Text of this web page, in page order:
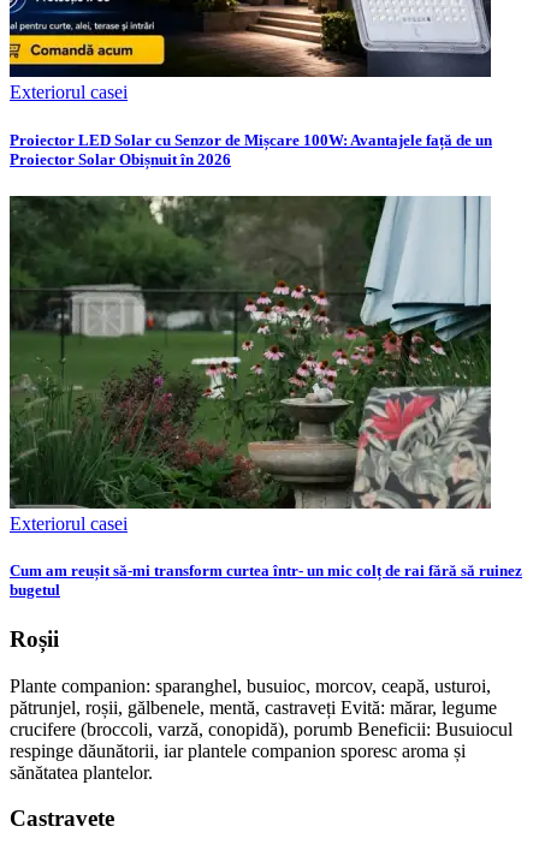
Exteriorul casei
Proiector LED Solar cu Senzor de Mișcare 100W: Avantajele față de un
Proiector Solar Obișnuit în 2026
Exteriorul casei
Cum am reușit să-mi transform curtea într- un mic colț de rai fără să ruinez
bugetul
Roșii
Plante companion: sparanghel, busuioc, morcov, ceapă, usturoi,
pătrunjel, roșii, gălbenele, mentă, castraveți Evită: mărar, legume
crucifere (broccoli, varză, conopidă), porumb Beneficii: Busuiocul
respinge dăunătorii, iar plantele companion sporesc aroma și
sănătatea plantelor.
Castravete